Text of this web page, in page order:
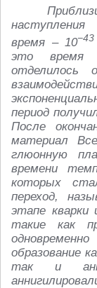
наступления
время – 10−43
это время
отделилось
период
После
материал
глюонную
времени
которых
переход,
этапе кварки
такие как
образование
так и